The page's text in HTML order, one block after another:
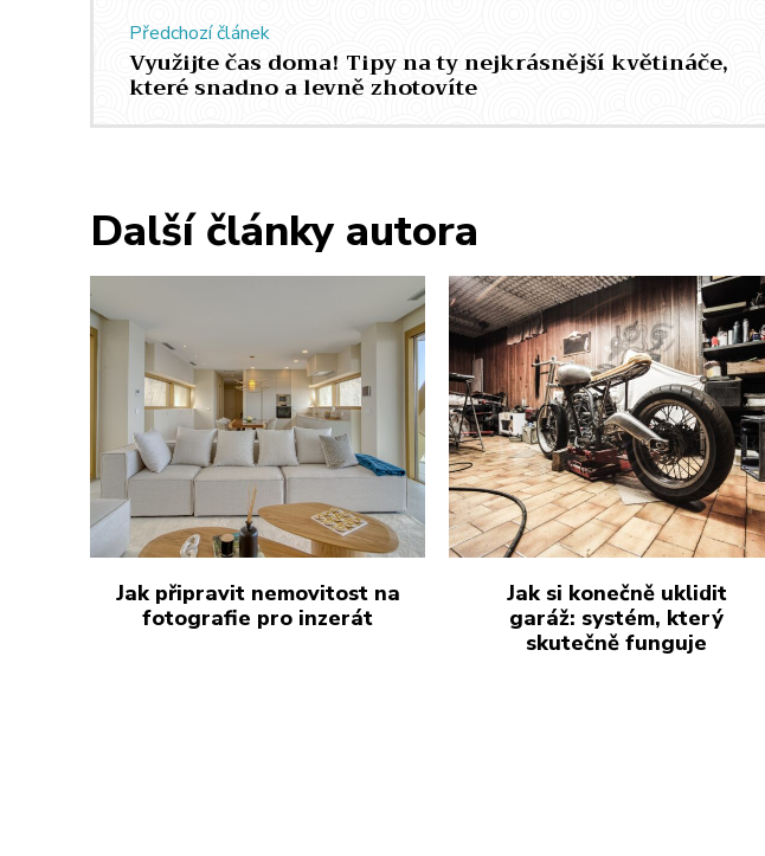
Předchozí článek
Využijte čas doma! Tipy na ty nejkrásnější květináče,
které snadno a levně zhotovíte
Další články autora
Jak připravit nemovitost na
fotografie pro inzerát
Jak si konečně uklidit
garáž: systém, který
skutečně funguje